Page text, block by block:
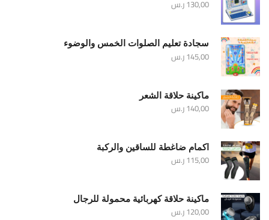
130,00ر.س
سجادة تعليم الصلوات الخمس والوضوء
145,00ر.س
ماكينة حلاقة الشعر
140,00ر.س
اكمام ضاغطة للساقين والركبة
115,00ر.س
ماكينة حلاقة كهربائية محمولة للرجال
120,00ر.س